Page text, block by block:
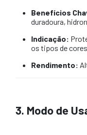
Benefícios
duradoura,
Indicação:
os tipos de
Rendimento:
3. Modo de